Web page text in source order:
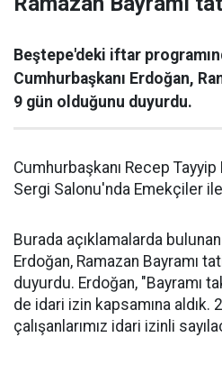
Beştepe'deki iftar
Cumhurbaşkanı Erdoğan,
9 gün olduğunu duyurdu.
Cumhurbaşkanı Recep
Sergi Salonu'nda Emekçiler
Burada açıklamalarda
Erdoğan, Ramazan Bayramı
duyurdu. Erdoğan, "Bayramı
de idari izin kapsamına
çalışanlarımız idari izinli